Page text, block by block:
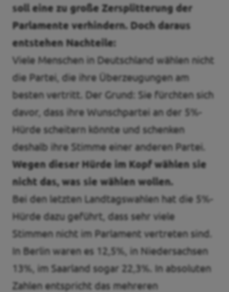
Impressum
soll eine zu große Zersplitterung der
Parlamente verhindern. Doch daraus
entstehen Nachteile:
Viele Menschen in Deutschland wählen nicht
die Partei, die ihre Überzeugungen am
besten vertritt. Der Grund: Sie fürchten sich
davor, dass ihre Wunschpartei an der 5%-
Hürde scheitern könnte und schenken
deshalb ihre Stimme einer anderen Partei.
Wegen dieser Hürde im Kopf wählen sie
nicht das, was sie wählen wollen.
Bei den letzten Landtagswahlen hat die 5%-
Hürde dazu geführt, dass sehr viele
Stimmen nicht im Parlament vertreten sind.
In Berlin waren es 12,5%, in Niedersachsen
13%, im Saarland sogar 22,3%. In absoluten
Zahlen entspricht das mehreren